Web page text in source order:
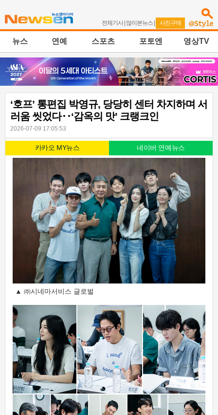
전체기사| 많이본뉴스 | 사진구매
뉴스 연예 스포츠 포토엔 영상TV
‘호프’ 통편집 박영규, 당당히 센터 차지하며 서
러움 씻었다‥‘감옥의 맛’ 크랭크인
2026-07-09 17:05:53
카카오 MY뉴스 네이버 연예뉴스
▲ ㈜시네마서비스 글로벌